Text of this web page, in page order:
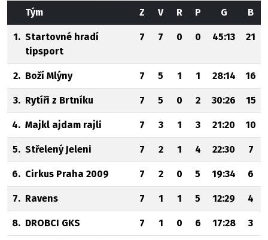
Tým Z V R P G B
1. Startovné hradí
tipsport
7 7 0 0 45:13 21
2. Boží Mlýny 7 5 1 1 28:14 16
3. Rytíři z Brtníku 7 5 0 2 30:26 15
4. Majkl ajdam rajli 7 3 1 3 21:20 10
5. Střelený Jeleni 7 2 1 4 22:30 7
6. Cirkus Praha 2009 7 2 0 5 19:34 6
7. Ravens 7 1 1 5 12:29 4
8. DROBCI GKS 7 1 0 6 17:28 3